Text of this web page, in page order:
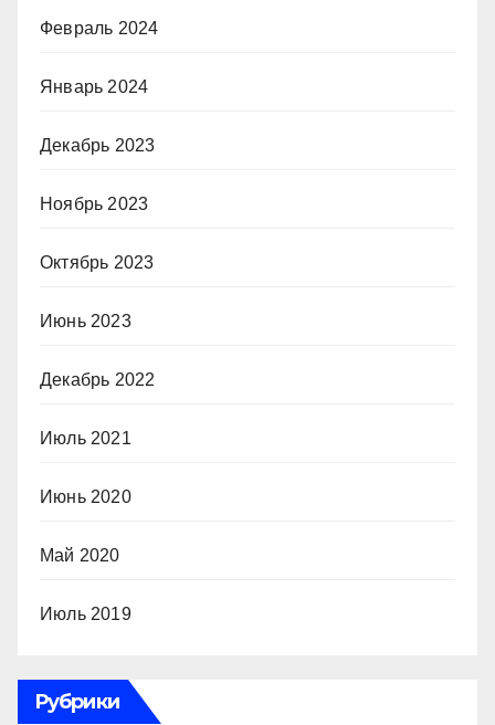
Февраль 2024
Январь 2024
Декабрь 2023
Ноябрь 2023
Октябрь 2023
Июнь 2023
Декабрь 2022
Июль 2021
Июнь 2020
Май 2020
Июль 2019
Рубрики